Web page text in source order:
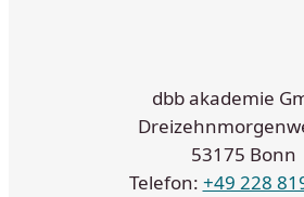
dbb akademie
53175 Bonn
Telefon: +49 228